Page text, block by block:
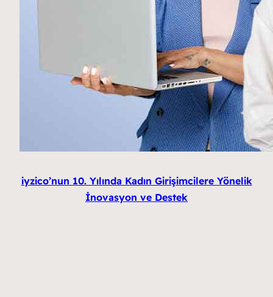
iyzico’nun 10. Yılında Kadın Girişimcilere Yönelik
İnovasyon ve Destek